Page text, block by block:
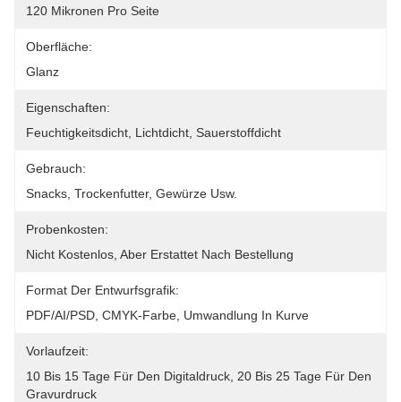
120 Mikronen Pro Seite
Oberfläche:
Glanz
Eigenschaften:
Feuchtigkeitsdicht, Lichtdicht, Sauerstoffdicht
Gebrauch:
Snacks, Trockenfutter, Gewürze Usw.
Probenkosten:
Nicht Kostenlos, Aber Erstattet Nach Bestellung
Format Der Entwurfsgrafik:
PDF/AI/PSD, CMYK-Farbe, Umwandlung In Kurve
Vorlaufzeit:
10 Bis 15 Tage Für Den Digitaldruck, 20 Bis 25 Tage Für Den
Gravurdruck